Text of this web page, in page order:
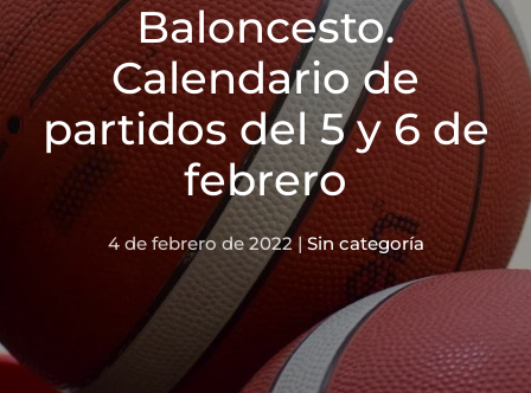
Baloncesto.
Calendario de
partidos del 5 y 6 de
febrero
4 de febrero de 2022| Sin categoría